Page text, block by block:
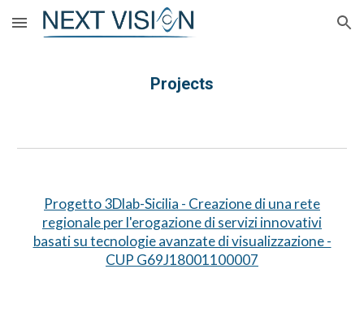
Skip to main content Skip to navigation
Projects
Progetto 3Dlab-Sicilia - Creazione di una rete
regionale per l'erogazione di servizi innovativi
basati su tecnologie avanzate di visualizzazione -
CUP G69J18001100007